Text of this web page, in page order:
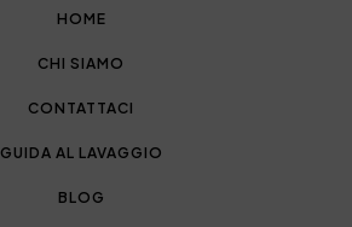
HOME
CHI SIAMO
CONTATTACI
GUIDA AL LAVAGGIO
BLOG